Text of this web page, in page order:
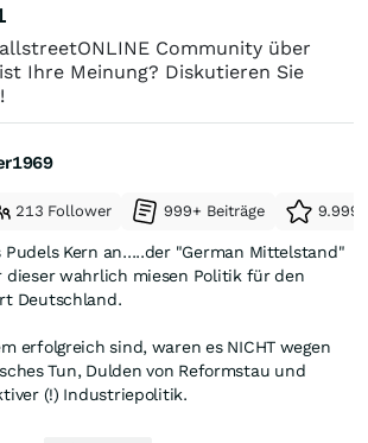
Community über
Ihre Meinung? Diskutieren Sie
213 Follower 999+ Beiträge
Kern an.....der "German Mittelstand"
dieser wahrlich miesen Politik für den
Deutschland.
erfolgreich sind, waren es NICHT wegen
von aktiver (!) Industriepolitik.